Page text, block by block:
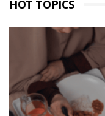
HOT TOPICS